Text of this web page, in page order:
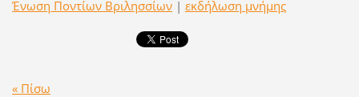
Ένωση Ποντίων Βριλησσίων | εκδήλωση μνήμης
« Πίσω